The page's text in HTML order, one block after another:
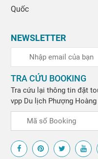
Quốc
NEWSLETTER
TRA CỨU BOOKING
Tra cứu lại thông tin đặt
vpp Du lịch Phượng Hoàng